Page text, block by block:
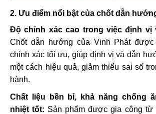
2. Ưu điểm nổi bật của chốt dẫn
Độ chính xác cao trong việc định vị
Chốt dẫn hướng của Vinh Phát
chính xác tối ưu, giúp định vị và dẫn
một cách hiệu quả, giảm thiểu sai số
hành.
Chất liệu bền bỉ, khả năng chống
nhiệt tốt: Sản phẩm được gia công từ